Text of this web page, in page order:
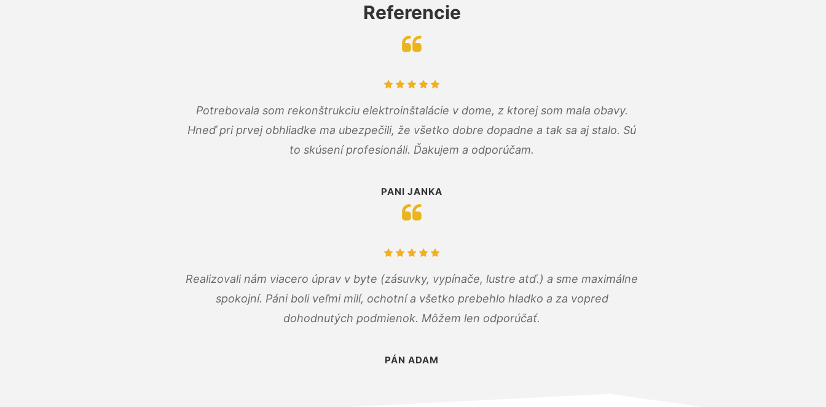
Referencie
Potrebovala som rekonštrukciu elektroinštalácie v dome, z ktorej som mala obavy.
Hneď pri prvej obhliadke ma ubezpečili, že všetko dobre dopadne a tak sa aj stalo. Sú
to skúsení profesionáli. Ďakujem a odporúčam.
PANI JANKA
Realizovali nám viacero úprav v byte (zásuvky, vypínače, lustre atď.) a sme maximálne
spokojní. Páni boli veľmi milí, ochotní a všetko prebehlo hladko a za vopred
dohodnutých podmienok. Môžem len odporúčať.
PÁN ADAM